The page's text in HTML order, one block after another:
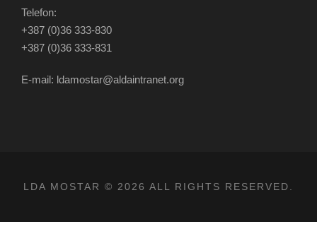
Telefon:
+387 (0)36 333-830
+387 (0)36 333-831
E-mail: ldamostar@aldaintranet.org
LDA MOSTAR © 2026 ALL RIGHTS RESERVED.